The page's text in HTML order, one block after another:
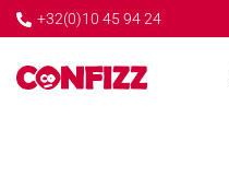
+32(0)10 45 94 24
← GO BACK